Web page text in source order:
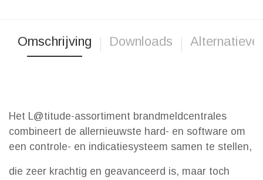
Omschrijving Downloads Alternatieve
Het L@titude-assortiment brandmeldcentrales
combineert de allernieuwste hard- en software om
een ​​controle- en indicatiesysteem samen te stellen,
die zeer krachtig en geavanceerd is, maar toch